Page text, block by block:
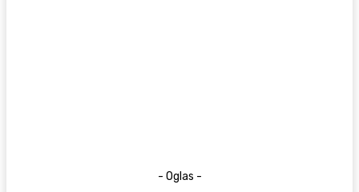
- Oglas -